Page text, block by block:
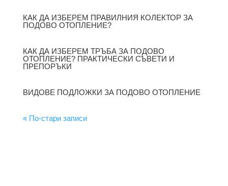
КАК ДА ИЗБЕРЕМ ПРАВИЛНИЯ КОЛЕКТОР ЗА
ПОДОВО ОТОПЛЕНИЕ?
КАК ДА ИЗБЕРЕМ ТРЪБА ЗА ПОДОВО
ОТОПЛЕНИЕ? ПРАКТИЧЕСКИ СЪВЕТИ И
ПРЕПОРЪКИ
ВИДОВЕ ПОДЛОЖКИ ЗА ПОДОВО ОТОПЛЕНИЕ
« По-стари записи